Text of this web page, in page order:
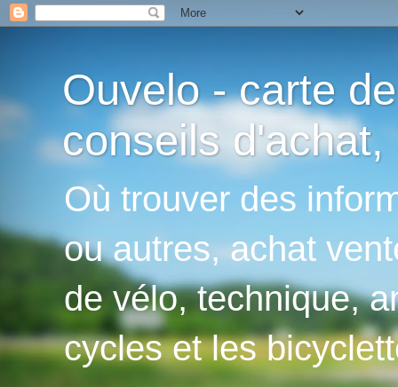
Ouvelo - carte
conseils
Où trouver des
ou autres, achat
de vélo, technique,
cycles et les